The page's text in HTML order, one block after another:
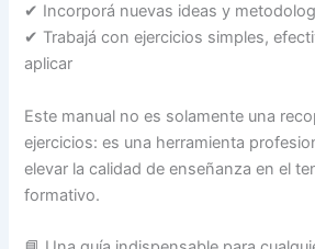
✔ Incorporá nuevas ideas y
✔ Trabajá con ejercicios simples,
aplicar
Este manual no es solamente una
ejercicios: es una herramienta
elevar la calidad de enseñanza en el
formativo.